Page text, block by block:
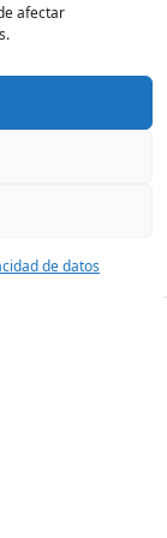
afectar
de datos